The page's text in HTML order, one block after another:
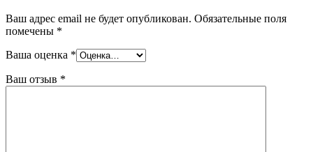
Ваш адрес email не будет опубликован. Обязательные поля
помечены *
Ваша оценка *
Ваш отзыв *